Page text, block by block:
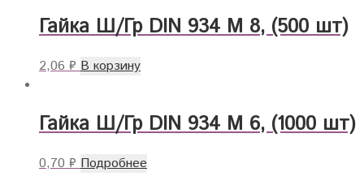
Гайка Ш/Гр DIN 934 M 8, (500 шт)
2,06₽ В корзину
Гайка Ш/Гр DIN 934 M 6, (1000 шт)
0,70₽ Подробнее